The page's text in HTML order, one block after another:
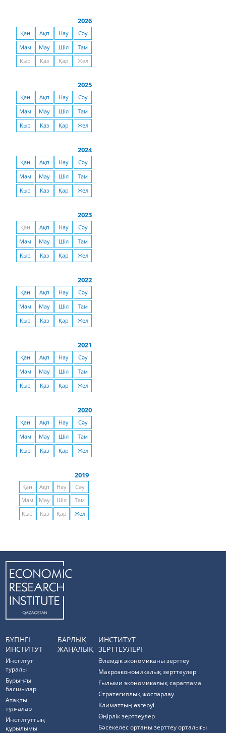
2026
Қаң Ақп Нау
Сәу
Мам
Мау Шіл
Там
Қыр
Қаз Қар Жел
2025
Қаң Ақп Нау
Сәу
Мам
Мау Шіл
Там
Қыр
Қаз Қар Жел
2024
Қаң Ақп Нау
Сәу
Мам
Мау Шіл
Там
Қыр
Қаз Қар Жел
2023
Қаң Ақп Нау
Сәу
Мам
Мау Шіл
Там
Қыр
Қаз Қар Жел
2022
Қаң Ақп Нау
Сәу
Мам
Мау Шіл
Там
Қыр
Қаз Қар Жел
2021
Қаң Ақп Нау
Сәу
Мам
Мау Шіл
Там
Қыр
Қаз Қар Жел
2020
Қаң Ақп Нау
Сәу
Мам
Мау Шіл
Там
Қыр
Қаз Қар Жел
2019
Қаң Ақп Нау
Сәу
Мам
Мау Шіл
Там
Қыр
Қаз Қар Жел
БҮГІНГІ
ИНСТИТУТ
Институт
туралы
Бұрынғы
басшылар
Атақты
тұлғалар
Институттың
құрылымы
БАРЛЫҚ
ЖАҢАЛЫҚ
ИНСТИТУТ
ЗЕРТТЕУЛЕРІ
Әлемдік экономиканы зерттеу
Макроэкономикалық зерттеулер
Ғылыми экономикалық сараптама
Стратегиялық жоспарлау
Климаттың өзгеруі
Өңірлік зерттеулер
Бәсекелес ортаны зерттеу орталығы